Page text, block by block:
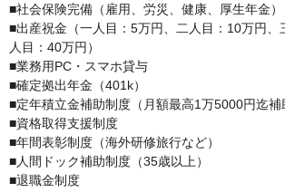
■社会保険完備（雇用、労災、健康、厚生年金）
■出産祝金（一人目：5万円、二人目：10万円、
人目：40万円）
■業務用PC・スマホ貸与
■確定拠出年金（401k）
■定年積立金補助制度（月額最高1万5000円迄補
■資格取得支援制度
■年間表彰制度（海外研修旅行など）
■人間ドック補助制度（35歳以上）
■退職金制度